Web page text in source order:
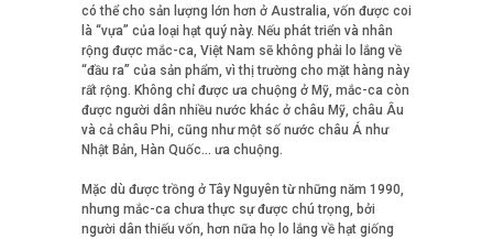
có thể cho sản lượng lớn hơn ở Australia, vốn được coi
là “vựa” của loại hạt quý này. Nếu phát triển và nhân
rộng được mắc-ca, Việt Nam sẽ không phải lo lắng về
“đầu ra” của sản phẩm, vì thị trường cho mặt hàng này
rất rộng. Không chỉ được ưa chuộng ở Mỹ, mắc-ca còn
được người dân nhiều nước khác ở châu Mỹ, châu Âu
và cả châu Phi, cũng như một số nước châu Á như
Nhật Bản, Hàn Quốc… ưa chuộng.
Mặc dù được trồng ở Tây Nguyên từ những năm 1990,
nhưng mắc-ca chưa thực sự được chú trọng, bởi
người dân thiếu vốn, hơn nữa họ lo lắng về hạt giống